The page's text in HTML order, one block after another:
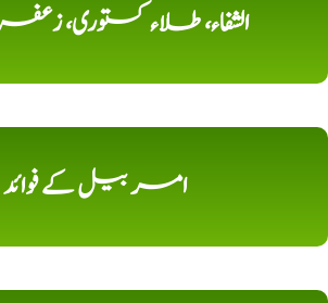
الشفاء، طلاء کستوری،
امر بیل کے فوائد